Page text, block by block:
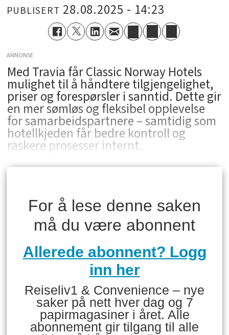
PUBLISERT 28.08.2025 - 14:23
ANNONSE
Med Travia får Classic Norway Hotels
mulighet til å håndtere tilgjengelighet,
priser og forespørsler i sanntid. Dette gir
en mer sømløs og fleksibel opplevelse
for samarbeidspartnere – samtidig som
hotellkjeden får bedre kontroll og
raskere prosesser internt.
For å lese denne saken
må du være abonnent
Allerede abonnent? Logg
inn her
Reiseliv1 & Convenience – nye
saker på nett hver dag og 7
papirmagasiner i året. Alle
abonnement gir tilgang til alle